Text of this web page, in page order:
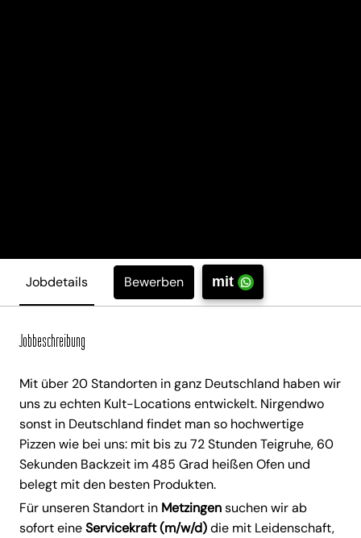
Jobdetails Bewerben mit
Jobbeschreibung
Mit über 20 Standorten in ganz Deutschland haben wir
uns zu echten Kult-Locations entwickelt. Nirgendwo
sonst in Deutschland findet man so hochwertige
Pizzen wie bei uns: mit bis zu 72 Stunden Teigruhe, 60
Sekunden Backzeit im 485 Grad heißen Ofen und
belegt mit den besten Produkten.
Für unseren Standort in Metzingensuchen wir ab
sofort eineServicekraft (m/w/d)die mit Leidenschaft,